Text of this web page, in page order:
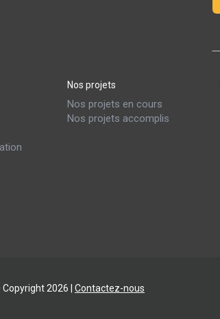
Nos projets
Nos projets en cours
Nos projets accomplis
2026 | Contactez-nous